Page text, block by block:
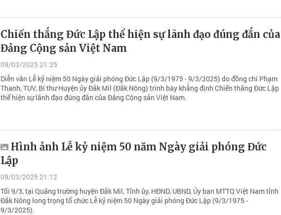
Chiến thắng Đức Lập thể hiện sự lãnh đạo đúng đắn của
Đảng Cộng sản Việt Nam
09/03/2025 21:25
Diễn văn Lễ kỷ niệm 50 Ngày giải phóng Đức Lập (9/3/1975 - 9/3/2025) do đồng chí Phạm
Thanh, TUV, Bí thư Huyện ủy Đắk Mil (Đắk Nông) trình bày khẳng định Chiến thắng Đức Lập
thể hiện sự lãnh đạo đúng đắn của Đảng Cộng sản Việt Nam.
Hình ảnh Lễ kỷ niệm 50 năm Ngày giải phóng Đức
Lập
09/03/2025 21:12
Tối 9/3, tại Quảng trường huyện Đắk Mil, Tỉnh ủy, HĐND, UBND, Ủy ban MTTQ Việt Nam tỉnh
Đắk Nông long trọng tổ chức Lễ kỷ niệm 50 Ngày giải phóng Đức Lập (9/3/1975 -
9/3/2025).